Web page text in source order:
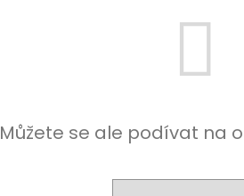
Můžete se ale podívat na